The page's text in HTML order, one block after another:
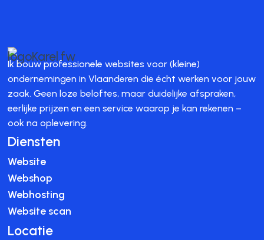
Ik bouw professionele websites voor (kleine)
ondernemingen in Vlaanderen die écht werken voor jouw
zaak. Geen loze beloftes, maar duidelijke afspraken,
eerlijke prijzen en een service waarop je kan rekenen –
ook na oplevering.
Diensten
Website
Webshop
Webhosting
Website scan
Locatie